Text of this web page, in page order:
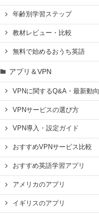
年齢別学習ステップ
教材レビュー・比較
無料で始めるおうち英語
アプリ＆VPN
VPNに関するQ&A・最新動向
VPNサービスの選び方
VPN導入・設定ガイド
おすすめVPNサービス比較
おすすめ英語学習アプリ
アメリカのアプリ
イギリスのアプリ